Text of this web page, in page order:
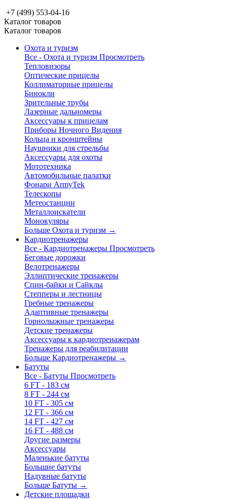
+7 (499) 553-04-16
Каталог товаров
Каталог товаров
Охота и туризм
Все - Охота и туризм Просмотреть
Тепловизоры
Оптические прицелы
Коллиматорные прицелы
Бинокли
Зрительные трубы
Лазерные дальномеры
Аксессуары к прицелам
Приборы Ночного Видения
Кольца и кронштейны
Наушники для стрельбы
Аксессуары для охоты
Мототехника
Автомобильные палатки
Фонари ArmyTek
Телескопы
Метеостанции
Металлоискатели
Монокуляры
Больше Охота и туризм →
Кардиотренажеры
Все - Кардиотренажеры Просмотреть
Беговые дорожки
Велотренажеры
Эллиптические тренажеры
Спин-байки и Сайклы
Степперы и лестницы
Гребные тренажеры
Адаптивные тренажеры
Горнолыжные тренажеры
Детские тренажеры
Аксессуары к кардиотренажерам
Тренажеры для реабилитации
Больше Кардиотренажеры →
Батуты
Все - Батуты Просмотреть
6 FT - 183 см
8 FT - 244 см
10 FT - 305 см
12 FT - 366 см
14 FT - 427 см
16 FT - 488 см
Другие размеры
Аксессуары
Маленькие батуты
Большие батуты
Надувные батуты
Больше Батуты →
Детские площадки